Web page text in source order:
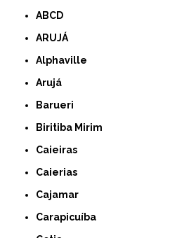
ABCD
ARUJÁ
Alphaville
Arujá
Barueri
Biritiba Mirim
Caieiras
Caierias
Cajamar
Carapicuíba